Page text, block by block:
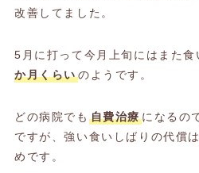
改善してました。
5月に打って今月上旬にはまた食
か月くらいのようです。
どの病院でも 自費治療になるの
ですが、強い食いしばりの代償
めです。